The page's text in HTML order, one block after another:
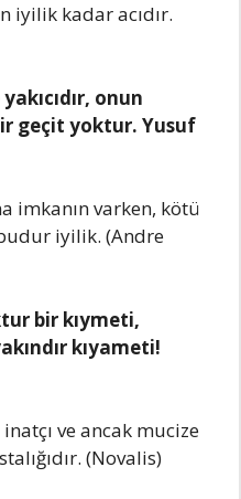
iyilik kadar acıdır.
onun
geçit yoktur. Yusuf
imkanın varken, kötü
iyilik. (Andre
bir kıymeti,
kıyameti!
ve ancak mucize
(Novalis)